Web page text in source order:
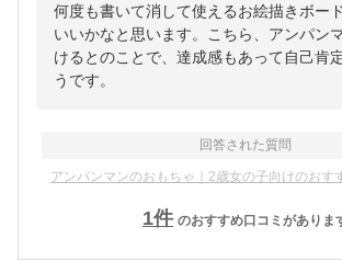
何度も書いて消して使えるお絵描きボー
いいかなと思います。こちら、アンパン
けるとのことで、達成感もあって自己肯
うです。
回答された質問
アンパンマンのおもちゃ｜2歳女の子向けのおす
1件 のおすすめ口コミがありま